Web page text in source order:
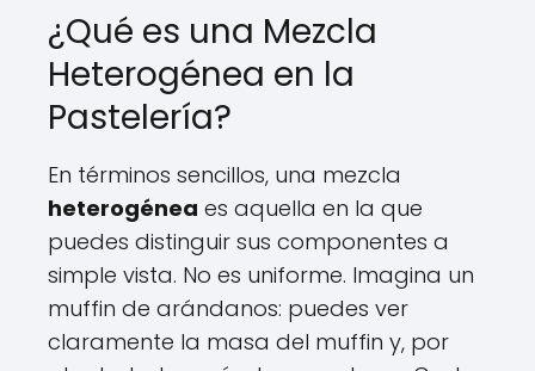
¿Qué es una Mezcla
Heterogénea en la
Pastelería?
En términos sencillos, una mezcla
heterogénea es aquella en la que
puedes distinguir sus componentes a
simple vista. No es uniforme. Imagina un
muffin de arándanos: puedes ver
claramente la masa del muffin y, por